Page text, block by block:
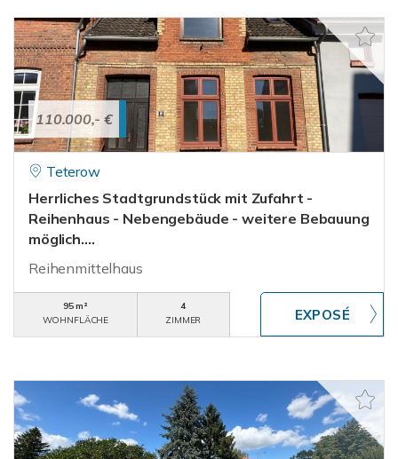
110.000,- €
Teterow
Herrliches Stadtgrundstück mit Zufahrt -
Reihenhaus - Nebengebäude - weitere Bebauung
möglich....
Reihenmittelhaus
95 m²
WOHNFLÄCHE
4
ZIMMER